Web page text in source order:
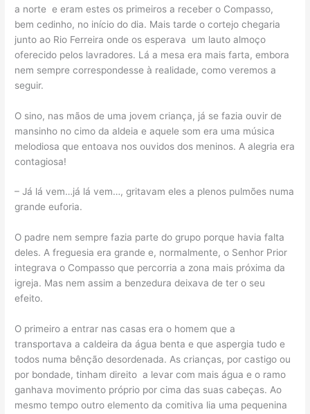
a norte e eram estes os primeiros a receber o Compasso,
bem cedinho, no início do dia. Mais tarde o cortejo chegaria
junto ao Rio Ferreira onde os esperava um lauto almoço
oferecido pelos lavradores. Lá a mesa era mais farta, embora
nem sempre correspondesse à realidade, como veremos a
seguir.
O sino, nas mãos de uma jovem criança, já se fazia ouvir de
mansinho no cimo da aldeia e aquele som era uma música
melodiosa que entoava nos ouvidos dos meninos. A alegria era
contagiosa!
– Já lá vem…já lá vem…, gritavam eles a plenos pulmões numa
grande euforia.
O padre nem sempre fazia parte do grupo porque havia falta
deles. A freguesia era grande e, normalmente, o Senhor Prior
integrava o Compasso que percorria a zona mais próxima da
igreja. Mas nem assim a benzedura deixava de ter o seu
efeito.
O primeiro a entrar nas casas era o homem que a
transportava a caldeira da água benta e que aspergia tudo e
todos numa bênção desordenada. As crianças, por castigo ou
por bondade, tinham direito a levar com mais água e o ramo
ganhava movimento próprio por cima das suas cabeças. Ao
mesmo tempo outro elemento da comitiva lia uma pequenina